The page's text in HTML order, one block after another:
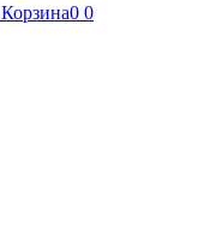
Корзина0 0